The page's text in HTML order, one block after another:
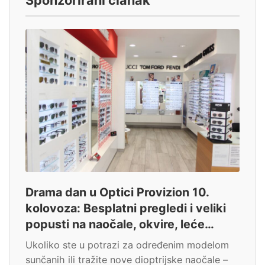
Drama dan u Optici Provizion 10.
kolovoza: Besplatni pregledi i veliki
popusti na naočale, okvire, leće…
Ukoliko ste u potrazi za određenim modelom
sunčanih ili tražite nove dioptrijske naočale –